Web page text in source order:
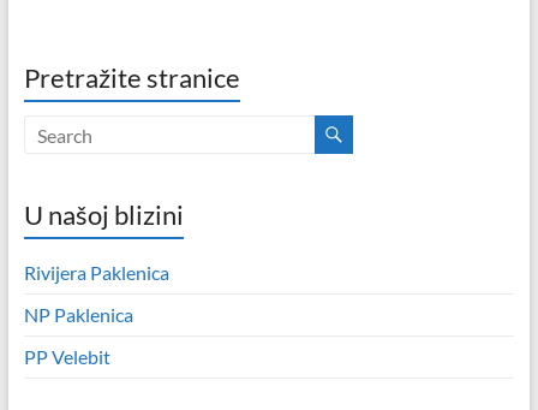
Pretražite stranice
U našoj blizini
Rivijera Paklenica
NP Paklenica
PP Velebit